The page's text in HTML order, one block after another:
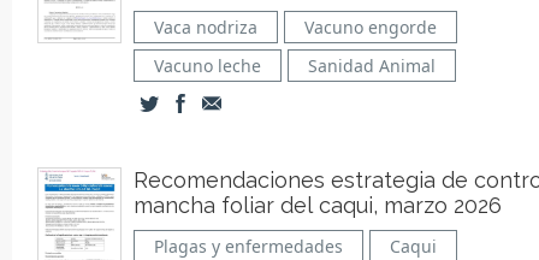
Vaca nodriza
Vacuno engorde
Vacuno leche
Sanidad Animal
Recomendaciones estrategia de
mancha foliar del caqui, marzo 2026
Plagas y enfermedades Caqui